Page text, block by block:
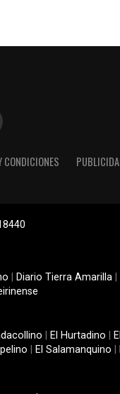
CONDICIONES
Diario Tierra Amarilla
El Hurtadino
El Salamanquino